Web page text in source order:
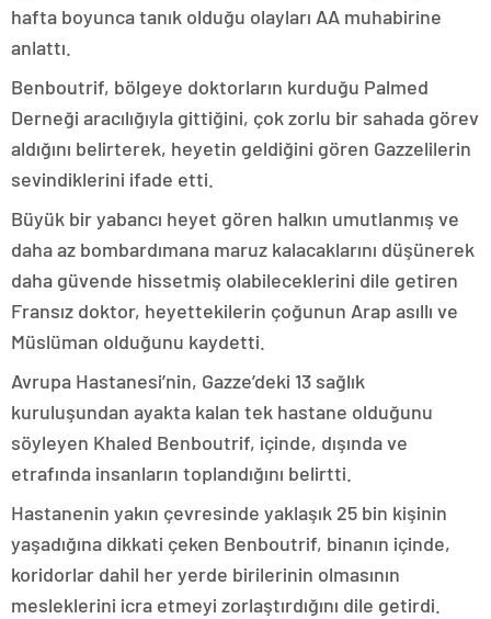
hafta boyunca tanık olduğu olayları AA muhabirine
anlattı.
Benboutrif, bölgeye doktorların kurduğu Palmed
Derneği aracılığıyla gittiğini, çok zorlu bir sahada görev
aldığını belirterek, heyetin geldiğini gören Gazzelilerin
sevindiklerini ifade etti.
Büyük bir yabancı heyet gören halkın umutlanmış ve
daha az bombardımana maruz kalacaklarını düşünerek
daha güvende hissetmiş olabileceklerini dile getiren
Fransız doktor, heyettekilerin çoğunun Arap asıllı ve
Müslüman olduğunu kaydetti.
Avrupa Hastanesi’nin, Gazze’deki 13 sağlık
kuruluşundan ayakta kalan tek hastane olduğunu
söyleyen Khaled Benboutrif, içinde, dışında ve
etrafında insanların toplandığını belirtti.
Hastanenin yakın çevresinde yaklaşık 25 bin kişinin
yaşadığına dikkati çeken Benboutrif, binanın içinde,
koridorlar dahil her yerde birilerinin olmasının
mesleklerini icra etmeyi zorlaştırdığını dile getirdi.